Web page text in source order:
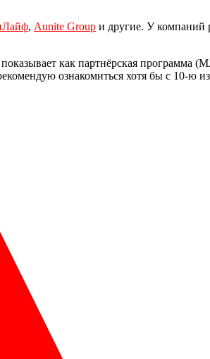
, Aunite Group и другие. У компаний
как партнёрская программа
ознакомиться хотя бы с 10-ю